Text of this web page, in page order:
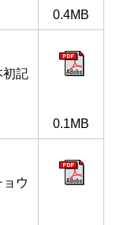
0.4MB
初記
0.1MB
ウ